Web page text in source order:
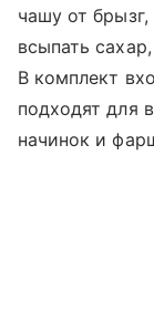
чашу от
всыпать
В комплект
подходят для
начинок и